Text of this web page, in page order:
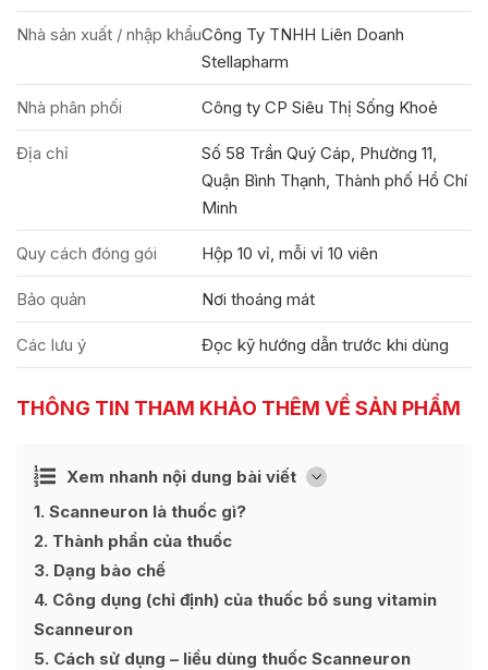
Nhà sản xuất / nhập khẩuCông Ty TNHH Liên Doanh
Stellapharm
Nhà phân phối Công ty CP Siêu Thị Sống Khoẻ
Địa chỉ
Số 58 Trần Quý Cáp, Phường 11,
Quận Bình Thạnh, Thành phố Hồ Chí
Minh
Quy cách đóng gói Hộp 10 vỉ, mỗi vỉ 10 viên
Bảo quản Nơi thoáng mát
Các lưu ý Đọc kỹ hướng dẫn trước khi dùng
THÔNG TIN THAM KHẢO THÊM VỀ SẢN PHẨM
Xem nhanh nội dung bài viết [
Ẩn
1 Scanneuron là thuốc gì?
2 Thành phần của thuốc
3 Dạng bào chế
4 Công dụng (chỉ định) của thuốc bổ sung vitamin
Scanneuron
5 Cách sử dụng – liều dùng thuốc Scanneuron